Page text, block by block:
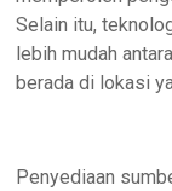
Selain itu,
lebih mudah
berada di lokasi
Penyediaan